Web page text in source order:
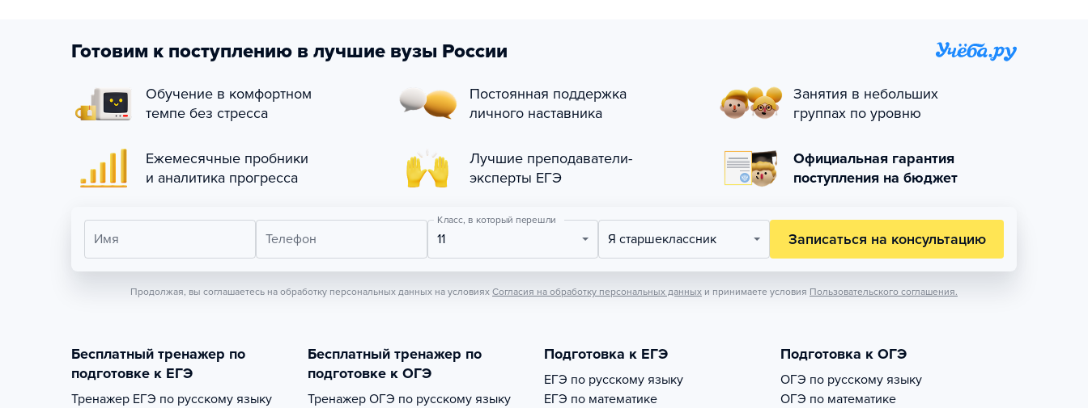
Готовим к поступлению в лучшие вузы России
Обучение в комфортном
темпе без стресса
Постоянная поддержка
личного наставника
Занятия в небольших
группах по уровню
Ежемесячные пробники
и аналитика прогресса
Лучшие преподаватели-
эксперты ЕГЭ
Официальная гарантия
поступления на бюджет
Имя Телефон
Класс, в который перешли
11 Я старшеклассник Записаться на консультацию
Продолжая, вы соглашаетесь на обработку персональных данных на условиях Согласия на обработку персональных данных и принимаете условия Пользовательского соглашения.
Бесплатный тренажер по
подготовке к ЕГЭ
Тренажер ЕГЭ по русскому языку
Бесплатный тренажер по
подготовке к ОГЭ
Тренажер ОГЭ по русскому языку
Подготовка к ЕГЭ
ЕГЭ по русскому языку
ЕГЭ по математике
Подготовка к ОГЭ
ОГЭ по русскому языку
ОГЭ по математике